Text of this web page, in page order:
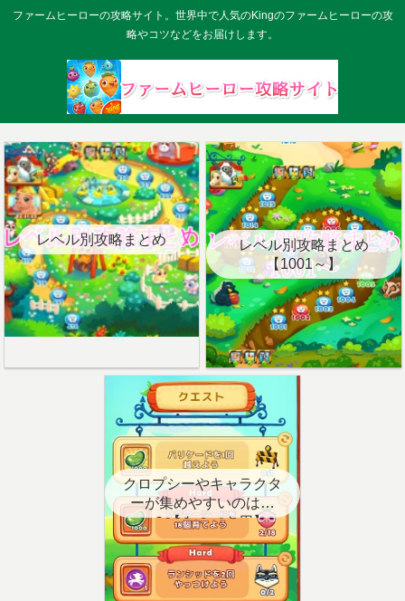
ファームヒーローの攻略サイト。世界中で人気のKingのファームヒーローの攻
略やコツなどをお届けします。
レベル別攻略まとめ
レベル別攻略まとめ
【1001～】
クロプシーやキャラクタ
ーが集めやすいのはど
こ？【クエスト用】